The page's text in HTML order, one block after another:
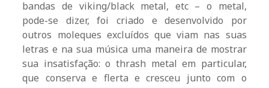
bandas de viking/black metal, etc – o metal,
pode-se dizer, foi criado e desenvolvido por
outros moleques excluídos que viam nas suas
letras e na sua música uma maneira de mostrar
sua insatisfação: o thrash metal em particular,
que conserva e flerta e cresceu junto com o